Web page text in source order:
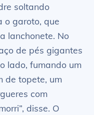
soltando
o garoto, que
lanchonete. No
de pés gigantes
lado, fumando um
de topete, um
com
disse. O